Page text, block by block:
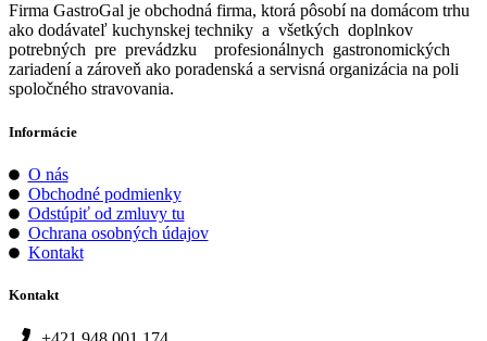
Firma GastroGal je obchodná firma, ktorá pôsobí na domácom trhu
ako dodávateľ kuchynskej techniky a všetkých doplnkov
potrebných pre prevádzku profesionálnych gastronomických
zariadení a zároveň ako poradenská a servisná organizácia na poli
spoločného stravovania.
Informácie
O nás
Obchodné podmienky
Odstúpiť od zmluvy tu
Ochrana osobných údajov
Kontakt
Kontakt